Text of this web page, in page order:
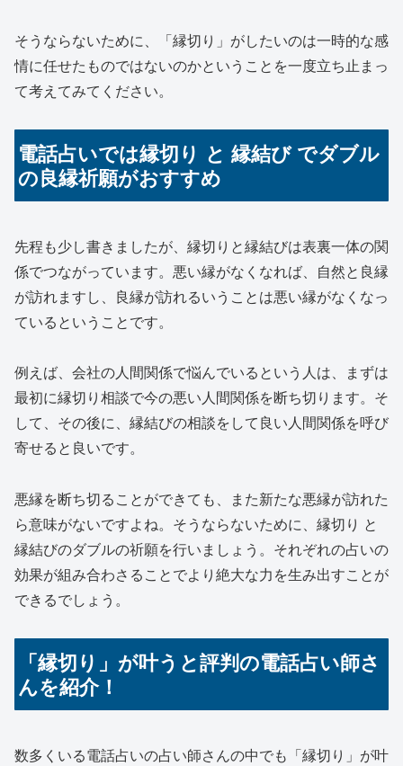
そうならないために、「縁切り」がしたいのは一時的な感
情に任せたものではないのかということを一度立ち止まっ
て考えてみてください。
電話占いでは縁切り と 縁結び でダブル
の良縁祈願がおすすめ
先程も少し書きましたが、縁切りと縁結びは表裏一体の関
係でつながっています。悪い縁がなくなれば、自然と良縁
が訪れますし、良縁が訪れるいうことは悪い縁がなくなっ
ているということです。
例えば、会社の人間関係で悩んでいるという人は、まずは
最初に縁切り相談で今の悪い人間関係を断ち切ります。そ
して、その後に、縁結びの相談をして良い人間関係を呼び
寄せると良いです。
悪縁を断ち切ることができても、また新たな悪縁が訪れた
ら意味がないですよね。そうならないために、縁切り と
縁結びのダブルの祈願を行いましょう。それぞれの占いの
効果が組み合わさることでより絶大な力を生み出すことが
できるでしょう。
「縁切り」が叶うと評判の電話占い師さ
んを紹介！
数多くいる電話占いの占い師さんの中でも「縁切り」が叶